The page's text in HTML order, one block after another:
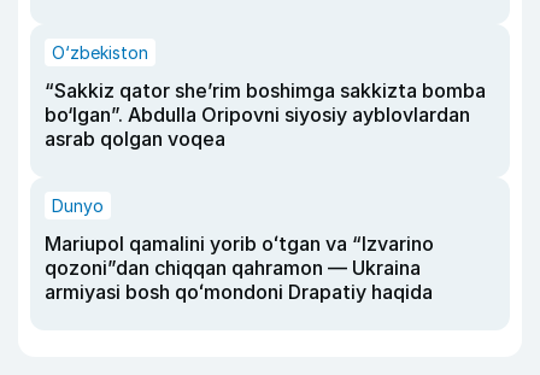
O‘zbekiston
“Sakkiz qator she’rim boshimga sakkizta bomba
bo‘lgan”. Abdulla Oripovni siyosiy ayblovlardan
asrab qolgan voqea
Dunyo
Mariupol qamalini yorib oʻtgan va “Izvarino
qozoni”dan chiqqan qahramon — Ukraina
armiyasi bosh qoʻmondoni Drapatiy haqida